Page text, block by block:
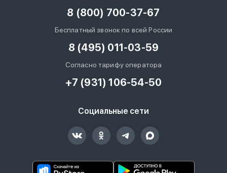
8 (800) 700-37-67
Бесплатный звонок по всей России
8 (495) 011-03-59
Согласно тарифу оператора
+7 (931) 106-54-50
Социальные сети